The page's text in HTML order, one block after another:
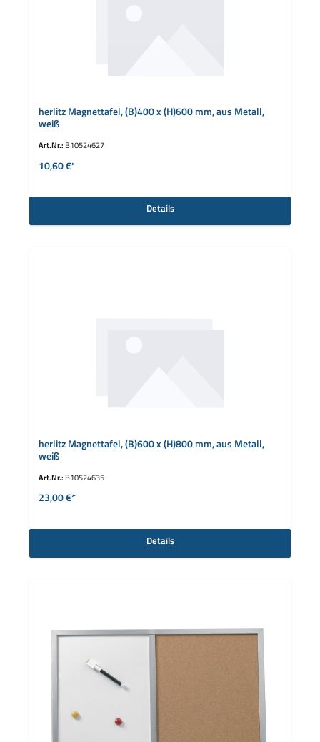
herlitz Magnettafel, (B)400 x (H)600 mm, aus Metall,
weiß
Art.Nr.: B10524627
10,60 €*
Details
herlitz Magnettafel, (B)600 x (H)800 mm, aus Metall,
weiß
Art.Nr.: B10524635
23,00 €*
Details